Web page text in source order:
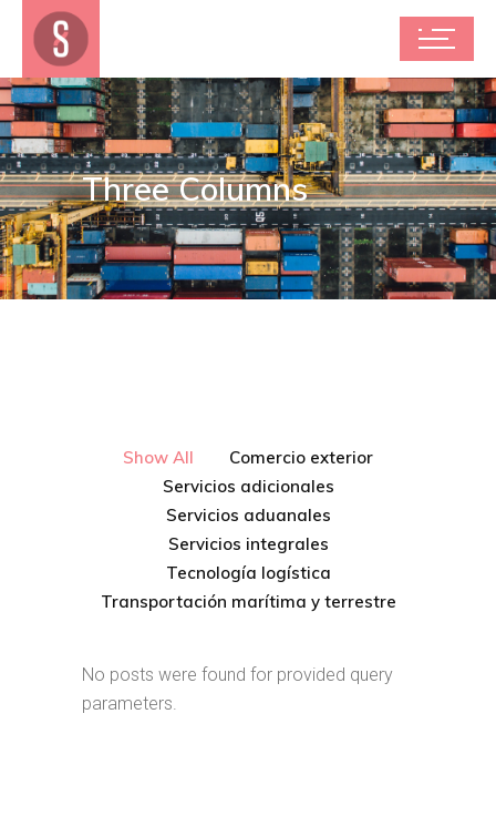
Three Columns
Show All
Comercio exterior
Servicios adicionales
Servicios aduanales
Servicios integrales
Tecnología logística
Transportación marítima y terrestre
No posts were found for provided query
parameters.